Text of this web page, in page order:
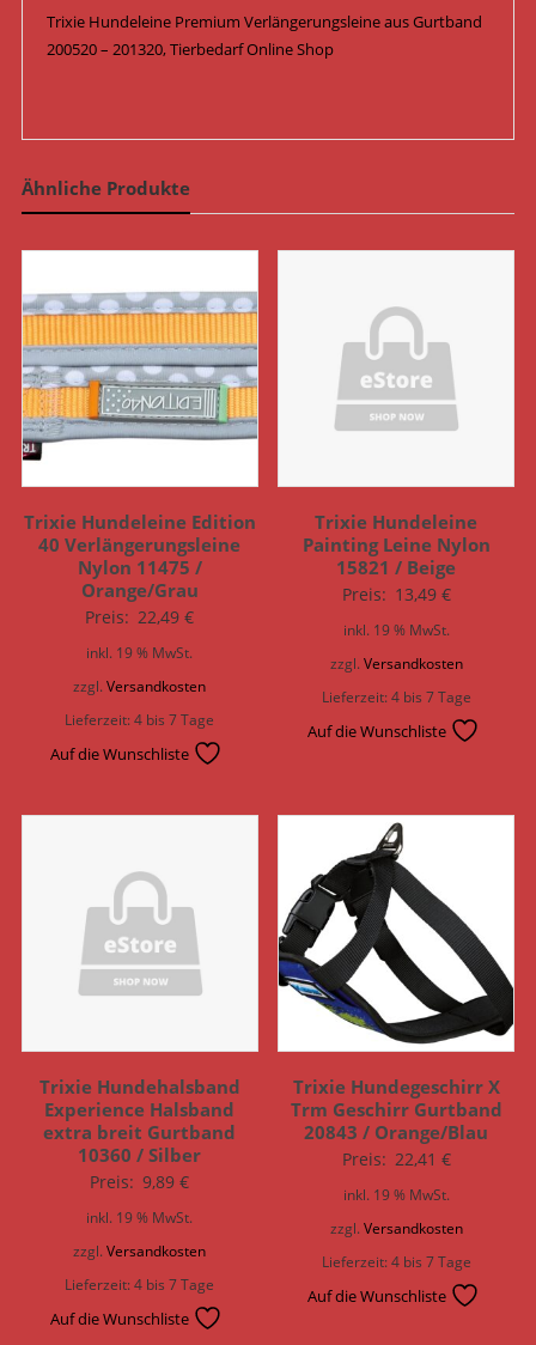
Trixie Hundeleine Premium Verlängerungsleine aus Gurtband
200520 – 201320, Tierbedarf Online Shop
Ähnliche Produkte
Trixie Hundeleine Edition
40 Verlängerungsleine
Nylon 11475 /
Orange/Grau
Preis: 22,49€
inkl. 19 % MwSt.
zzgl.Versandkosten
Lieferzeit:4 bis 7 Tage
Auf die Wunschliste
Trixie Hundeleine
Painting Leine Nylon
15821 / Beige
Preis: 13,49 €
inkl. 19 % MwSt.
zzgl. Versandkosten
Lieferzeit:4 bis 7 Tage
Auf die Wunschliste
Trixie Hundehalsband
Experience Halsband
extra breit Gurtband
10360 / Silber
Preis: 9,89€
inkl. 19 % MwSt.
zzgl.Versandkosten
Lieferzeit:4 bis 7 Tage
Auf die Wunschliste
Trixie Hundegeschirr X
Trm Geschirr Gurtband
20843 / Orange/Blau
Preis: 22,41 €
inkl. 19 % MwSt.
zzgl. Versandkosten
Lieferzeit:4 bis 7 Tage
Auf die Wunschliste